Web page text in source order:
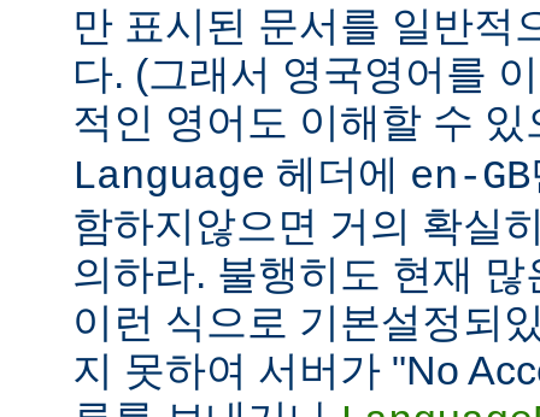
만 표시된 문서를 일반적
다. (그래서 영국영어를
적인 영어도 이해할 수
Language 헤더에 en-GB
함하지않으면 거의 확실
의하라. 불행히도 현재
이런 식으로 기본설정되
지 못하여 서버가 "No